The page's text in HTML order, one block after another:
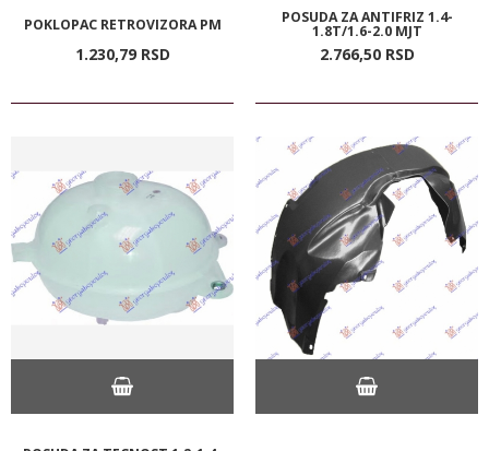
POKLOPAC RETROVIZORA PM
1.230,79 RSD
POSUDA ZA ANTIFRIZ 1.4-
1.8T/1.6-2.0 MJT
2.766,50 RSD